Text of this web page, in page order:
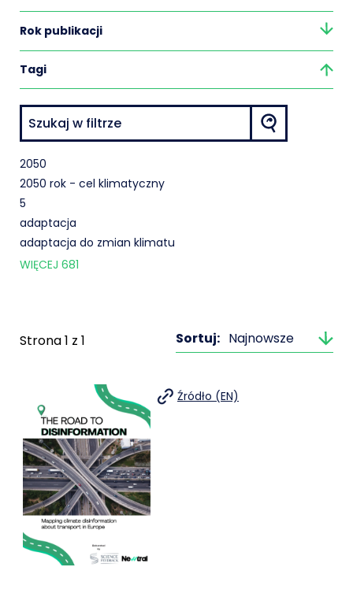
Rok publikacji
Tagi
2050
2050 rok - cel klimatyczny
5
adaptacja
adaptacja do zmian klimatu
WIĘCEJ 681
Strona1 z 1 Sortuj: Najnowsze
Źródło (EN)